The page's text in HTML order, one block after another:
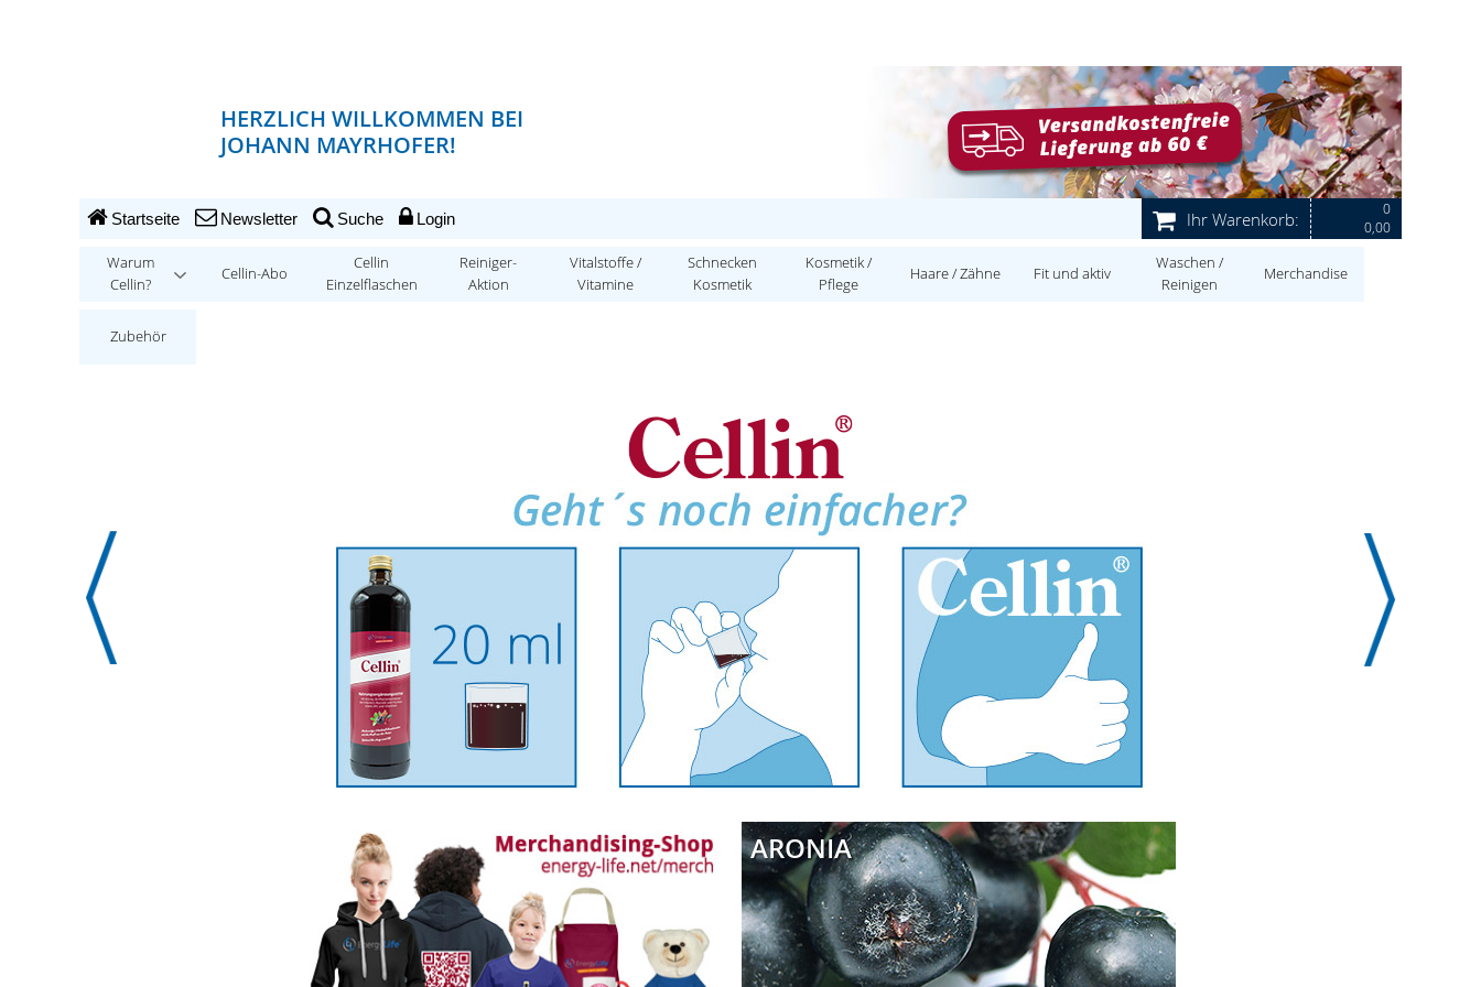
HERZLICH WILLKOMMEN BEI
JOHANN MAYRHOFER!
Ihr Warenkorb:
0
0,00
Startseite Newsletter Suche Login
Warum
Cellin?
Cellin-Abo
Cellin
Einzelflaschen
Reiniger-
Aktion
Vitalstoffe /
Vitamine
Schnecken
Kosmetik
Kosmetik /
Pflege
Haare / Zähne Fit und aktiv
Waschen /
Reinigen
Merchandise
Zubehör
ARONIA